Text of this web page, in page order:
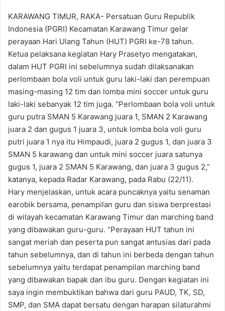
KARAWANG TIMUR, RAKA- Persatuan Guru Republik
Indonesia (PGRI) Kecamatan Karawang Timur gelar
perayaan Hari Ulang Tahun (HUT) PGRI ke-78 tahun.
Ketua pelaksana kegiatan Hary Prasetyo mengatakan,
dalam HUT PGRI ini sebelumnya sudah dilaksanakan
perlombaan bola voli untuk guru laki-laki dan perempuan
masing-masing 12 tim dan lomba mini soccer untuk guru
laki-laki sebanyak 12 tim juga. “Perlombaan bola voli untuk
guru putra SMAN 5 Karawang juara 1, SMAN 2 Karawang
juara 2 dan gugus 1 juara 3, untuk lomba bola voli guru
putri juara 1 nya itu Himpaudi, juara 2 gugus 1, dan juara 3
SMAN 5 karawang dan untuk mini soccer juara satunya
gugus 1, juara 2 SMAN 5 Karawang, dan juara 3 gugus 2,”
katanya, kepada Radar Karawang, pada Rabu (22/11).
Hary menjelaskan, untuk acara puncaknya yaitu senaman
earobik bersama, penampilan guru dan siswa berprestasi
di wilayah kecamatan Karawang Timur dan marching band
yang dibawakan guru-guru. “Perayaan HUT tahun ini
sangat meriah dan peserta pun sangat antusias dari pada
tahun sebelumnya, dan di tahun ini berbeda dengan tahun
sebelumnya yaitu terdapat penampilan marching band
yang dibawakan bapak dan ibu guru. Dengan kegiatan ini
saya ingin membuktikan bahwa dari guru PAUD, TK, SD,
SMP, dan SMA dapat bersatu dengan harapan silaturahmi